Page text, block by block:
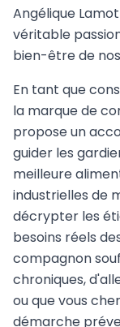
Angélique
véritable
bien-être de
En tant que
la marque de
propose un
guider les
meilleure
industrielles de
décrypter les
besoins réels
compagnon
chroniques,
ou que vous
démarche